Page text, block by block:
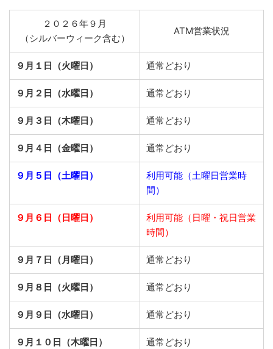
２０２６年９月
（シルバーウィーク含む）
ATM営業状況
９月１日（火曜日） 通常どおり
９月２日（水曜日） 通常どおり
９月３日（木曜日） 通常どおり
９月４日（金曜日） 通常どおり
９月５日（土曜日）
利用可能（土曜日営業時
間）
９月６日（日曜日）
利用可能（日曜・祝日営業
時間）
９月７日（月曜日） 通常どおり
９月８日（火曜日） 通常どおり
９月９日（水曜日） 通常どおり
９月１０日（木曜日） 通常どおり